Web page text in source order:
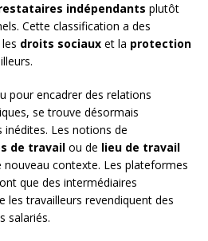
indépendants plutôt
Cette classification a des
droits sociaux et la protection
pour encadrer des relations
se trouve désormais
Les notions de
de travail ou de lieu de travail
contexte. Les plateformes
que des intermédiaires
les travailleurs revendiquent des
salariés.